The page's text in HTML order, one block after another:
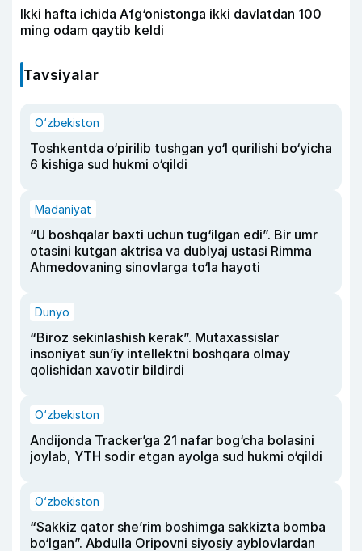
Ikki hafta ichida Afg‘onistonga ikki davlatdan 100
ming odam qaytib keldi
Tavsiyalar
O‘zbekiston
Toshkentda o‘pirilib tushgan yo‘l qurilishi bo‘yicha
6 kishiga sud hukmi o‘qildi
Madaniyat
“U boshqalar baxti uchun tug‘ilgan edi”. Bir umr
otasini kutgan aktrisa va dublyaj ustasi Rimma
Ahmedovaning sinovlarga to‘la hayoti
Dunyo
“Biroz sekinlashish kerak”. Mutaxassislar
insoniyat sun’iy intellektni boshqara olmay
qolishidan xavotir bildirdi
O‘zbekiston
Andijonda Tracker’ga 21 nafar bog‘cha bolasini
joylab, YTH sodir etgan ayolga sud hukmi o‘qildi
O‘zbekiston
“Sakkiz qator she’rim boshimga sakkizta bomba
bo‘lgan”. Abdulla Oripovni siyosiy ayblovlardan